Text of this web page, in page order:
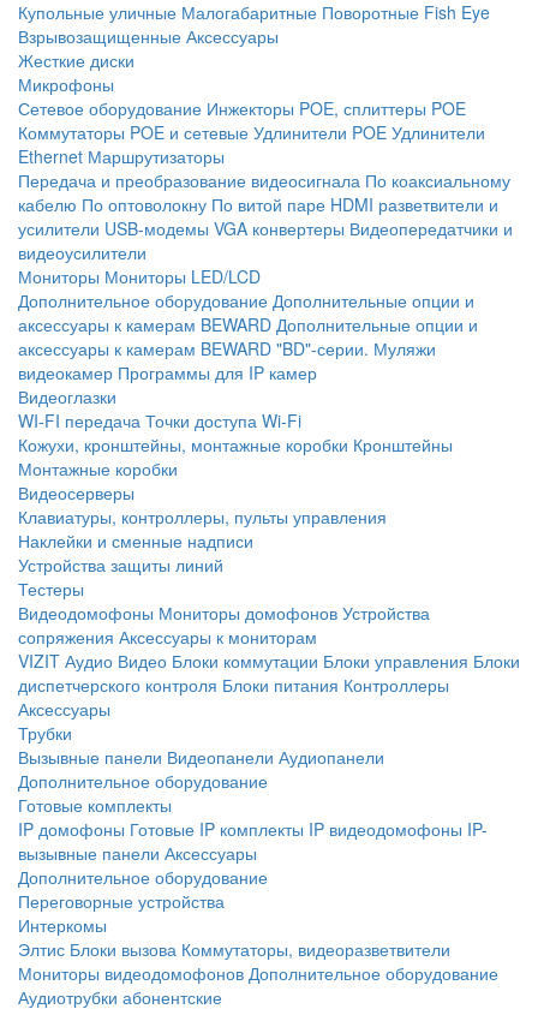
Купольные уличные Малогабаритные Поворотные Fish Eye
Взрывозащищенные Аксессуары
Жесткие диски
Микрофоны
Сетевое оборудование Инжекторы POE, сплиттеры POE
Коммутаторы POE и сетевые Удлинители POE Удлинители
Ethernet Маршрутизаторы
Передача и преобразование видеосигнала По коаксиальному
кабелю По оптоволокну По витой паре HDMI разветвители и
усилители USB-модемы VGA конвертеры Видеопередатчики и
видеоусилители
Мониторы Мониторы LED/LCD
Дополнительное оборудование Дополнительные опции и
аксессуары к камерам BEWARD Дополнительные опции и
аксессуары к камерам BEWARD "BD"-серии. Муляжи
видеокамер Программы для IP камер
Видеоглазки
WI-FI передача Точки доступа Wi-Fi
Кожухи, кронштейны, монтажные коробки Кронштейны
Монтажные коробки
Видеосерверы
Клавиатуры, контроллеры, пульты управления
Наклейки и сменные надписи
Устройства защиты линий
Тестеры
Видеодомофоны Мониторы домофонов Устройства
сопряжения Аксессуары к мониторам
VIZIT Аудио Видео Блоки коммутации Блоки управления Блоки
диспетчерского контроля Блоки питания Контроллеры
Аксессуары
Трубки
Вызывные панели Видеопанели Аудиопанели
Дополнительное оборудование
Готовые комплекты
IP домофоны Готовые IP комплекты IP видеодомофоны IP-
вызывные панели Аксессуары
Дополнительное оборудование
Переговорные устройства
Интеркомы
Элтис Блоки вызова Коммутаторы, видеоразветвители
Мониторы видеодомофонов Дополнительное оборудование
Аудиотрубки абонентские